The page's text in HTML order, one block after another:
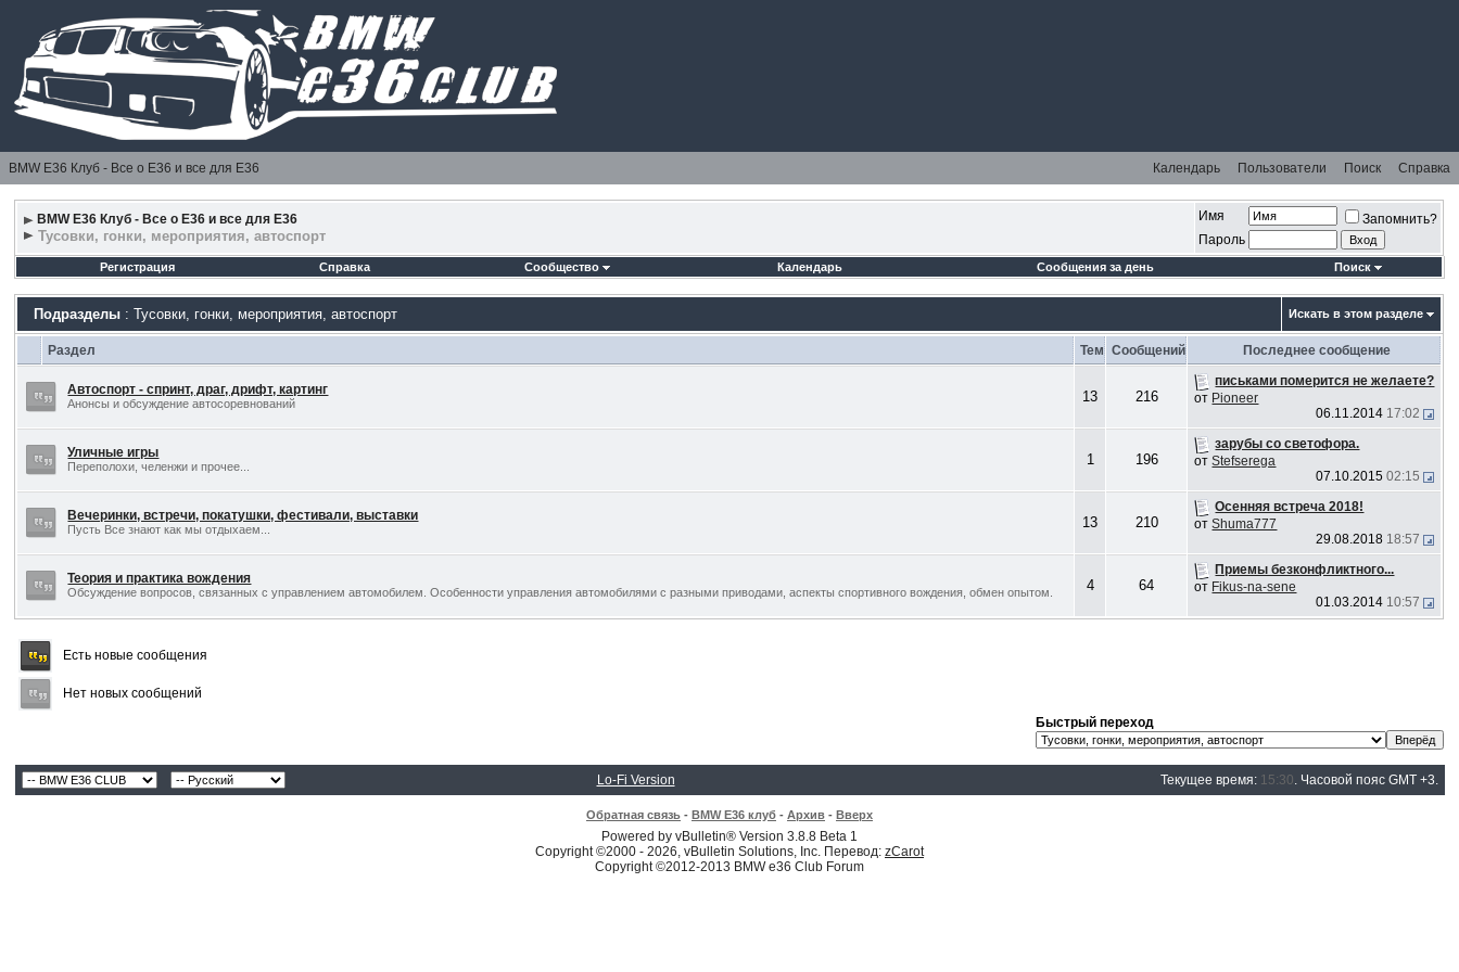
BMW E36 Клуб - Все о Е36 и все для Е36 Календарь Пользователи Поиск Справка
BMW E36 Клуб - Все о Е36 и все для Е36
Тусовки, гонки, мероприятия, автоспорт
Имя
Запомнить?
Пароль
Регистрация Справка Сообщество Календарь Сообщения за день Поиск
Подразделы : Тусовки, гонки, мероприятия, автоспорт Искать в этом разделе
Раздел Тем Сообщений Последнее сообщение
Автоспорт - спринт, драг, дрифт, картинг
Анонсы и обсуждение автосоревнований 13 216
письками померится не желаете?
от Pioneer
06.11.2014 17:02
Уличные игры
Переполохи, челенжи и прочее... 1 196
зарубы со светофора.
отStefserega
07.10.201502:15
Вечеринки, встречи, покатушки, фестивали, выставки
Пусть Все знают как мы отдыхаем... 13 210
Осенняя встреча 2018!
отShuma777
29.08.2018 18:57
Теория и практика вождения
Обсуждение вопросов, связанных с управлением автомобилем. Особенности управления автомобилями с разными приводами, аспекты спортивного вождения, обмен опытом. 4 64
Приемы безконфликтного...
от Fikus-na-sene
01.03.2014 10:57
Есть новые сообщения
Нет новых сообщений
Быстрый переход
Lo-Fi Version Текущее время: 15:30. Часовой пояс GMT +3.
Обратная связь - BMW E36 клуб - Архив - Вверх
Powered by vBulletin® Version 3.8.8 Beta 1
Copyright ©2000 - 2026, vBulletin Solutions, Inc. Перевод: zCarot
Copyright ©2012-2013 BMW e36 Club Forum